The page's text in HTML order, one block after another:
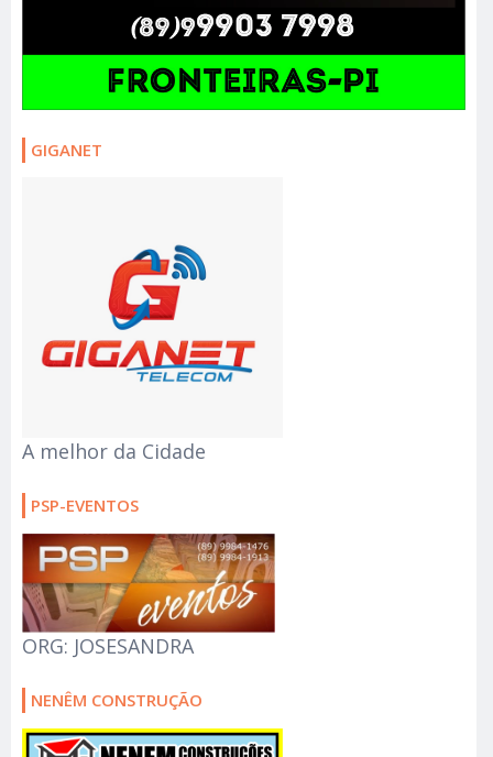
GIGANET
A melhor da Cidade
PSP-EVENTOS
ORG: JOSESANDRA
NENÊM CONSTRUÇÃO